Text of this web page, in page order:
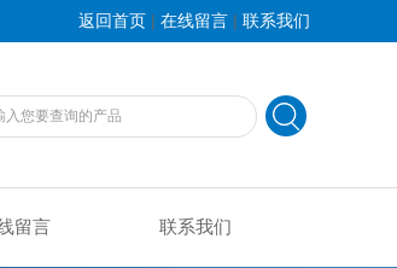
返回首页 | 在线留言 | 联系我们
留言 联系我们